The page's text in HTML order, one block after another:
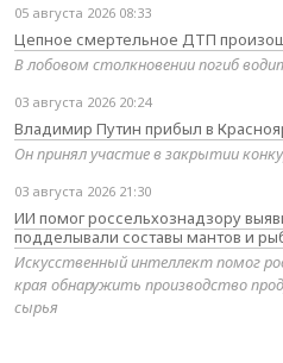
05 августа 2026 08:33
Цепное смертельное ДТП
В лобовом столкновении погиб
03 августа 2026 20:24
Владимир Путин прибыл в
Он принял участие в закрытии
03 августа 2026 21:30
ИИ помог россельхознадзору
подделывали составы мантов и
Искусственный интеллект помог
края обнаружить производство
сырья